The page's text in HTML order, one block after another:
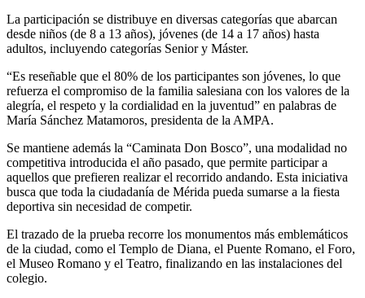
La participación se distribuye en diversas categorías que abarcan
desde niños (de 8 a 13 años), jóvenes (de 14 a 17 años) hasta
adultos, incluyendo categorías Senior y Máster.
“Es reseñable que el 80% de los participantes son jóvenes, lo que
refuerza el compromiso de la familia salesiana con los valores de la
alegría, el respeto y la cordialidad en la juventud” en palabras de
María Sánchez Matamoros, presidenta de la AMPA.
Se mantiene además la “Caminata Don Bosco”, una modalidad no
competitiva introducida el año pasado, que permite participar a
aquellos que prefieren realizar el recorrido andando. Esta iniciativa
busca que toda la ciudadanía de Mérida pueda sumarse a la fiesta
deportiva sin necesidad de competir.
El trazado de la prueba recorre los monumentos más emblemáticos
de la ciudad, como el Templo de Diana, el Puente Romano, el Foro,
el Museo Romano y el Teatro, finalizando en las instalaciones del
colegio.